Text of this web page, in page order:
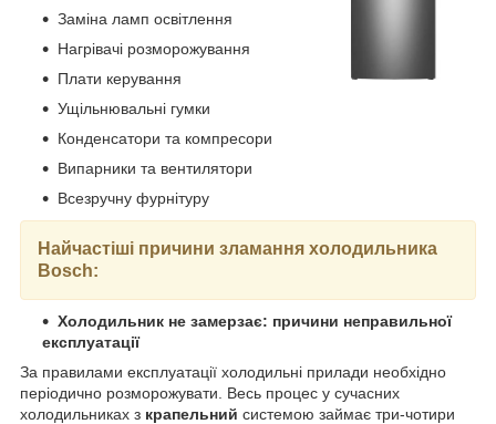
Заміна ламп освітлення
Нагрівачі розморожування
Плати керування
Ущільнювальні гумки
Конденсатори та компресори
Випарники та вентилятори
Всезручну фурнітуру
Найчастіші причини зламання холодильника
Bosch:
Холодильник не замерзає: причини неправильної
експлуатації
За правилами експлуатації холодильні прилади необхідно
періодично розморожувати. Весь процес у сучасних
холодильниках з крапельний системою займає три-чотири